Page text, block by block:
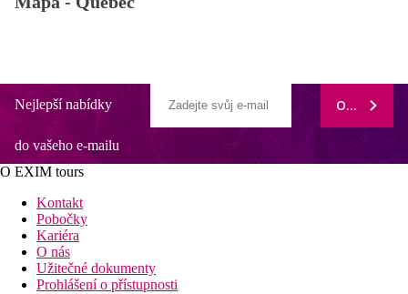
Nejlepší nabídky
do vašeho e-mailu
ODEBÍRAT
O EXIM tours
Kontakt
Pobočky
Kariéra
O nás
Užitečné dokumenty
Prohlášení o přístupnosti